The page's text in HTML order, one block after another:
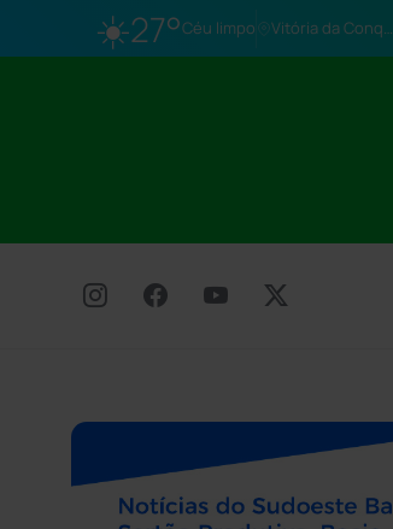
☀️27°Céu limpo Vitória da Conq…